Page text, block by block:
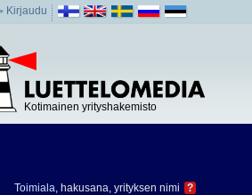
Kirjaudu
Kotimainen yrityshakemisto
Toimiala, hakusana, yrityksen nimi ?